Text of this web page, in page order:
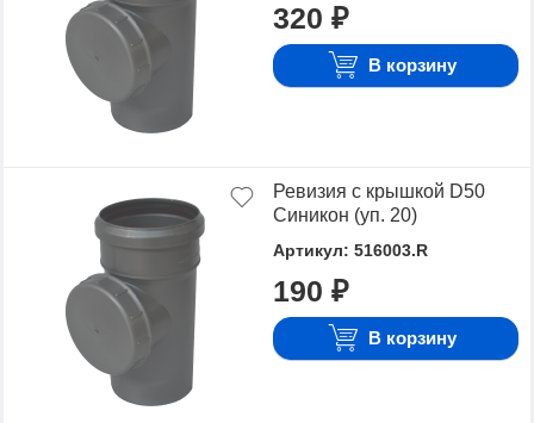
стоимость.
Для того чтобы купить Ревизия Синикон,
достаточно оформить заявку на сайте или
связаться с консультантом в режиме on-line.
320 ₽
В корзину
Ревизия с крышкой D50
Синикон (уп. 20)
Артикул: 516003.R
190 ₽
В корзину